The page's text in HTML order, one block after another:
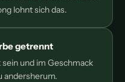
lohnt sich das.
getrennt
und im Geschmack
andersherum.